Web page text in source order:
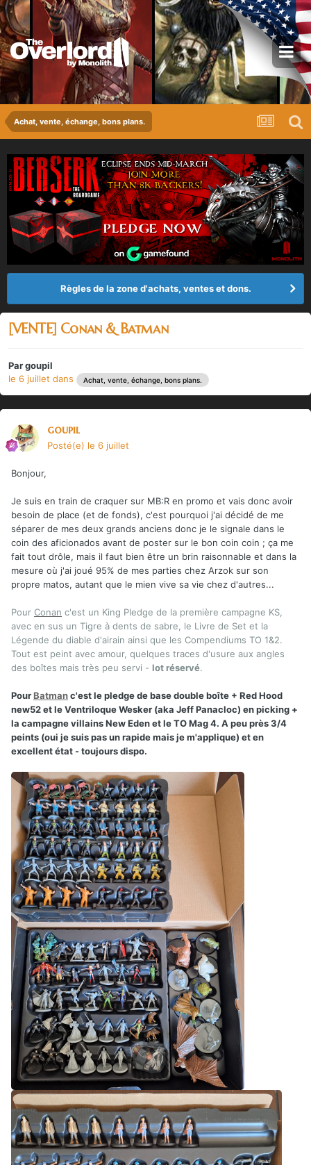
Achat, vente, échange, bons plans.
Règles de la zone d'achats, ventes et dons.
[VENTE] Conan & Batman
Pargoupil
le 6 juillet dans Achat, vente, échange, bons plans.
goupil
Posté(e) le 6 juillet
Bonjour,
Je suis en train de craquer sur MB:R en promo et vais donc avoir
besoin de place (et de fonds), c'est pourquoi j'ai décidé de me
séparer de mes deux grands anciens donc je le signale dans le
coin des aficionados avant de poster sur le bon coin coin ; ça me
fait tout drôle, mais il faut bien être un brin raisonnable et dans la
mesure où j'ai joué 95% de mes parties chez Arzok sur son
propre matos, autant que le mien vive sa vie chez d'autres...
Pour Conan c'est un King Pledge de la première campagne KS,
avec en sus un Tigre à dents de sabre, le Livre de Set et la
Légende du diable d'airain ainsi que les Compendiums TO 1&2.
Tout est peint avec amour, quelques traces d'usure aux angles
des boîtes mais très peu servi - lot réservé.
PourBatmanc'est le pledge de base double boîte + Red Hood
new52 et le Ventriloque Wesker (aka Jeff Panacloc) en picking +
la campagne villains New Eden et le TO Mag 4. A peu près 3/4
peints (oui je suis pas un rapide mais je m'applique) et en
excellent état - toujours dispo.